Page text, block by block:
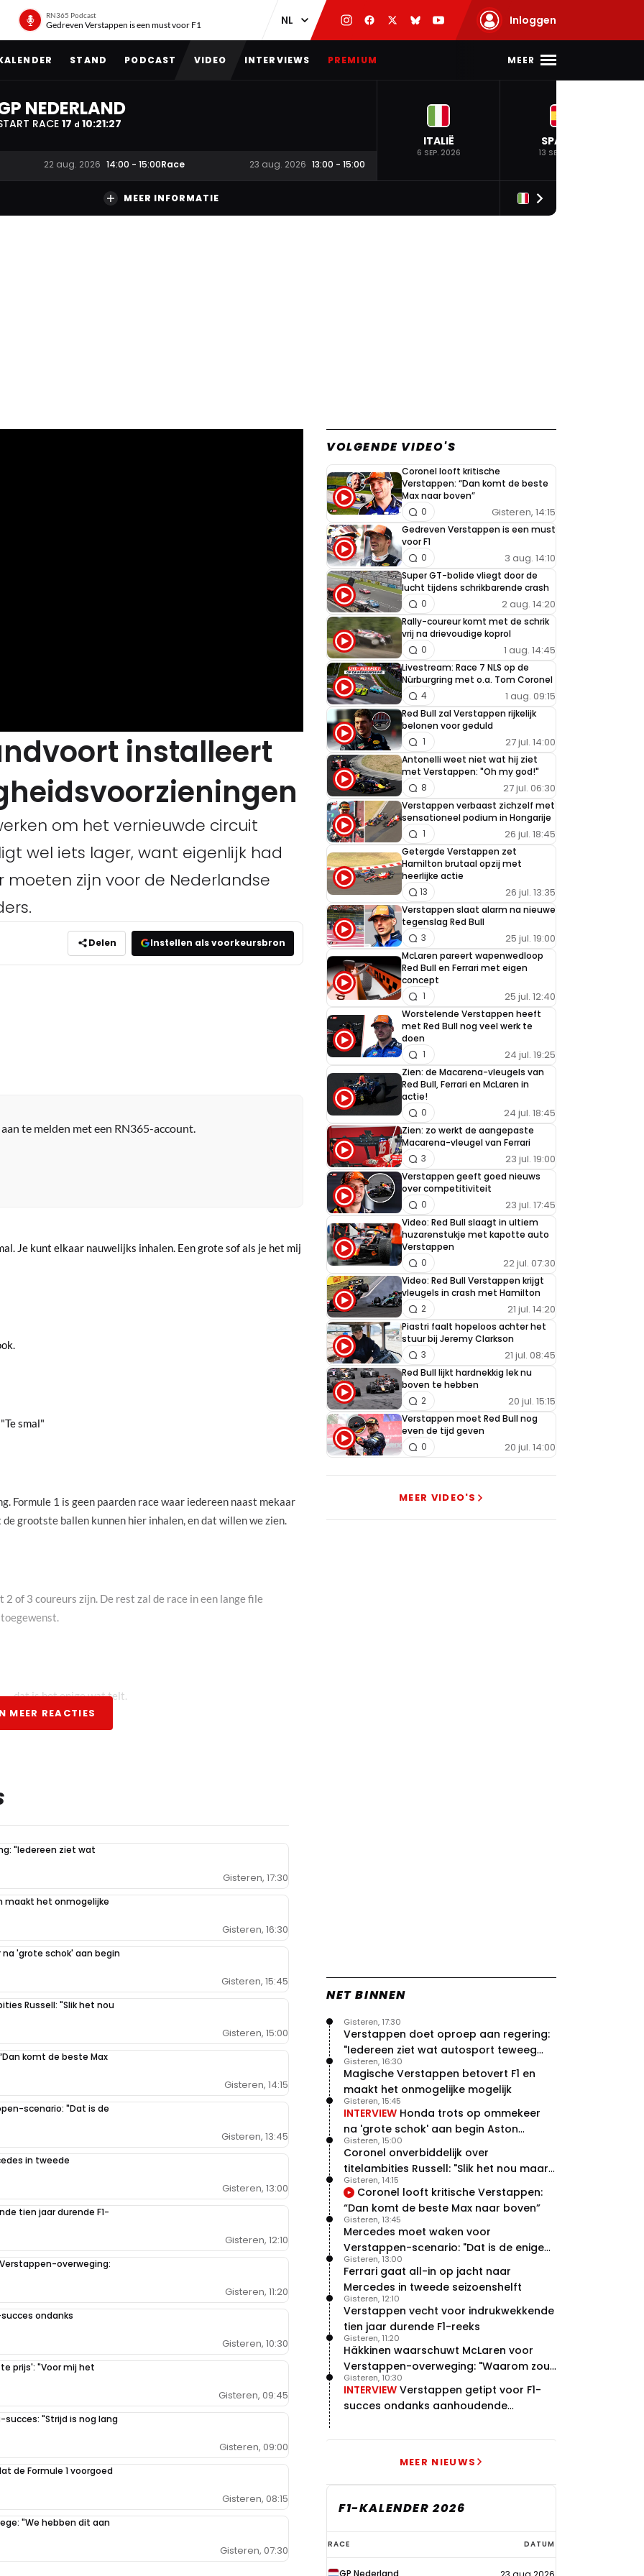
RN365 Podcast
Gedreven Verstappen is een must voor F1 Inloggen
STAND PODCAST VIDEO INTERVIEWS PREMIUM MEER
NEDERLAND
RACE17 d 10:21:27
22 aug. 2026 14:00 - 15:00Race 23 aug. 2026 13:00 - 15:00
ITALIË
6 SEP. 2026
SPANJE
13 SEP. 2026
MEER INFORMATIE
installeert
om het vernieuwde circuit
wel iets lager, want eigenlijk had
zijn voor de Nederlandse
Delen Instellen als voorkeursbron
te melden met een RN365-account.
Je kunt elkaar nauwelijks inhalen. Een grote sof als je het mij
smal"
Formule 1 is geen paarden race waar iedereen naast mekaar
grootste ballen kunnen hier inhalen, en dat willen we zien.
2 of 3 coureurs zijn. De rest zal de race in een lange file
is het enige wat telt.
En deze twee zijn niet de minste coureurs! Dit las ik
Spa.
als Jorg de Bruin. Helaas geen GP dit jaar. Hoop dat het
de F1 inclusief MvS volgend jaar kunnen racen. Lijkt me echt
met dat racen en inhalen komt het wel goed...De jongens
hoeveel mensen kunnen daar nou wel geteld op? Drie
blijf erbij. Een grote sof, heel dat circuit.
dat de fans ook in de duinen zitten/liggen/staan
Levensgevaarlijk.
joekel van een race simulator. Maar de deur is op slot en je
MEER REACTIES
VOLGENDE VIDEO'S
Coronel looft kritische
Verstappen: “Dan komt de beste
Max naar boven”
Gisteren, 14:15
0
Gedreven Verstappen is een must
voor F1
3 aug. 14:10
0
Super GT-bolide vliegt door de
lucht tijdens schrikbarende crash
2 aug. 14:20
0
Rally-coureur komt met de schrik
vrij na drievoudige koprol
1 aug. 14:45
0
Livestream: Race 7 NLS op de
Nürburgring met o.a. Tom Coronel
1 aug. 09:15
4
Red Bull zal Verstappen rijkelijk
belonen voor geduld
27 jul. 14:00
1
Antonelli weet niet wat hij ziet
met Verstappen: "Oh my god!"
27 jul. 06:30
8
Verstappen verbaast zichzelf met
sensationeel podium in Hongarije
26 jul. 18:45
1
Getergde Verstappen zet
Hamilton brutaal opzij met
heerlijke actie
26 jul. 13:35
13
Verstappen slaat alarm na nieuwe
tegenslag Red Bull
25 jul. 19:00
3
McLaren pareert wapenwedloop
Red Bull en Ferrari met eigen
concept
25 jul. 12:40
1
Worstelende Verstappen heeft
met Red Bull nog veel werk te
doen
24 jul. 19:25
1
Zien: de Macarena-vleugels van
Red Bull, Ferrari en McLaren in
actie!
24 jul. 18:45
0
Zien: zo werkt de aangepaste
Macarena-vleugel van Ferrari
23 jul. 19:00
3
Verstappen geeft goed nieuws
over competitiviteit
23 jul. 17:45
0
Video: Red Bull slaagt in ultiem
huzarenstukje met kapotte auto
Verstappen
22 jul. 07:30
0
Video: Red Bull Verstappen krijgt
vleugels in crash met Hamilton
21 jul. 14:20
2
Piastri faalt hopeloos achter het
stuur bij Jeremy Clarkson
21 jul. 08:45
3
Red Bull lijkt hardnekkig lek nu
boven te hebben
20 jul. 15:15
2
Verstappen moet Red Bull nog
even de tijd geven
20 jul. 14:00
0
MEER VIDEO'S
"Iedereen ziet wat
Gisteren, 17:30
maakt het onmogelijke
Gisteren, 16:30
'grote schok' aan begin
Gisteren, 15:45
Russell: "Slik het nou
Gisteren, 15:00
komt de beste Max
Gisteren, 14:15
scenario: "Dat is de
Gisteren, 13:45
in tweede
Gisteren, 13:00
tien jaar durende F1-
Gisteren, 12:10
overweging:
Gisteren, 11:20
ondanks
Gisteren, 10:30
prijs': "Voor mij het
Gisteren, 09:45
"Strijd is nog lang
Gisteren, 09:00
de Formule 1 voorgoed
Gisteren, 08:15
"We hebben dit aan
Gisteren, 07:30
NET BINNEN
Verstappen doet oproep aan regering:
"Iedereen ziet wat autosport teweeg
brengt"
Gisteren, 17:30
Magische Verstappen betovert F1 en
maakt het onmogelijke mogelijk
Gisteren, 16:30
INTERVIEW Honda trots op ommekeer
na 'grote schok' aan begin Aston
Martin-avontuur
Gisteren, 15:45
Coronel onverbiddelijk over
titelambities Russell: "Slik het nou maar
gewoon"
Gisteren, 15:00
Coronel looft kritische Verstappen:
“Dan komt de beste Max naar boven”
Gisteren, 14:15
Mercedes moet waken voor
Verstappen-scenario: "Dat is de enige
manier"
Gisteren, 13:45
Ferrari gaat all-in op jacht naar
Mercedes in tweede seizoenshelft
Gisteren, 13:00
Verstappen vecht voor indrukwekkende
tien jaar durende F1-reeks
Gisteren, 12:10
Häkkinen waarschuwt McLaren voor
Verstappen-overweging: "Waarom zou
je?"
Gisteren, 11:20
INTERVIEW Verstappen getipt voor F1-
succes ondanks aanhoudende
Gisteren, 10:30
MEER NIEUWS
F1-KALENDER 2026
F1-
kalender
RACE DATUM
GP Nederland